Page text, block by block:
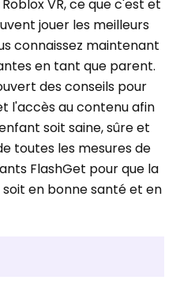
VR, ce que c'est et
jouer les meilleurs
connaissez maintenant
en tant que parent.
des conseils pour
l'accès au contenu afin
soit saine, sûre et
toutes les mesures de
FlashGet pour que la
en bonne santé et en